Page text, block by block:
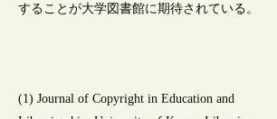
することが大学図書館に期待されている。
(1) Journal of Copyright in Education and